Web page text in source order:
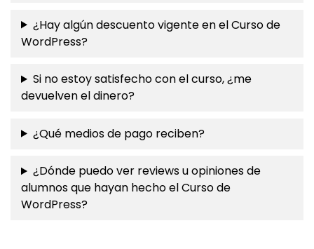
¿Hay algún descuento vigente en el Curso de
WordPress?
Si no estoy satisfecho con el curso, ¿me
devuelven el dinero?
¿Qué medios de pago reciben?
¿Dónde puedo ver reviews u opiniones de
alumnos que hayan hecho el Curso de
WordPress?